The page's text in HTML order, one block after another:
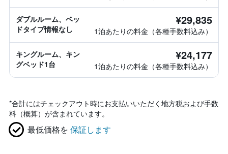
ダブルルーム、ベッ
ドタイプ情報なし
¥29,835
1泊あたりの料金（各種手数料込み）
キングルーム、キン
グベッド1台
¥24,177
1泊あたりの料金（各種手数料込み）
*合計にはチェックアウト時にお支払いいただく地方税および手数
料（概算）が含まれています。
最低価格を 保証します